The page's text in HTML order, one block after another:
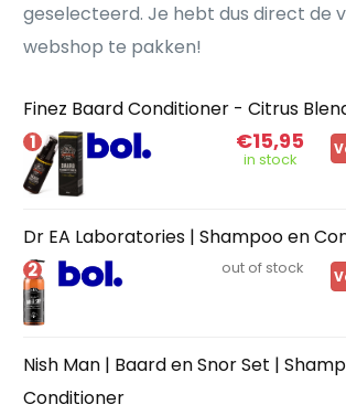
geselecteerd. Je hebt dus direct de
webshop te pakken!
Finez Baard Conditioner - Citrus
1 €15,95
in stock
Dr EA Laboratories | Shampoo en
2 out of stock
Nish Man | Baard en Snor Set |
Conditioner